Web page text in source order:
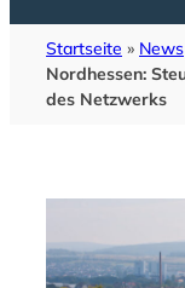
Startseite » News
Nordhessen:
des Netzwerks